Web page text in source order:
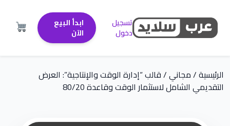
تسجيل
دخول
ابدأ البيع
الآن
الرئيسية/مجاني/ قالب “إدارة الوقت والإنتاجية”: العرض
التقديمي الشامل لاستثمار الوقت وقاعدة 80/20